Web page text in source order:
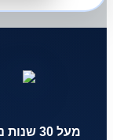
מעל 30 שנות ניסיון